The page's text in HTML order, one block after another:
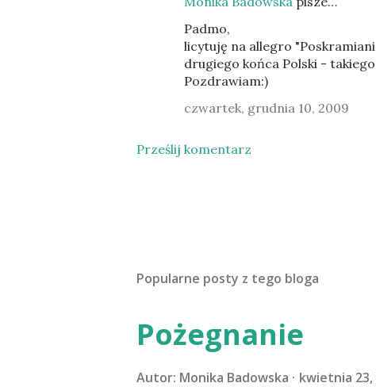
Padmo,
licytuję na allegro
drugiego końca Polski -
Pozdrawiam:)
czwartek, grudnia 10, 2009
Prześlij komentarz
Popularne posty z tego bloga
Pożegnanie
Autor: Monika Badowska kwietnia 23,